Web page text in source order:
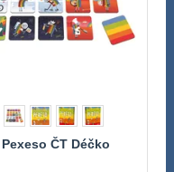
Pexeso ČT Déčko